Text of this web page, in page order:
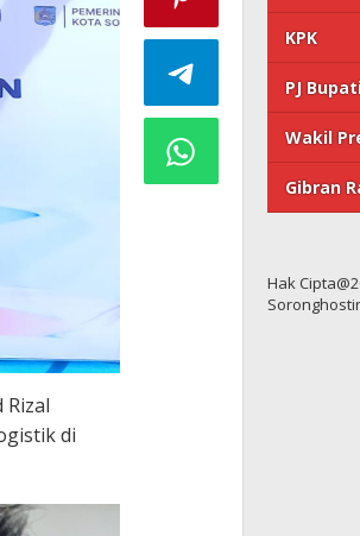
Rizal
di
KPK
PJ
Wakil
Gibran
Hak